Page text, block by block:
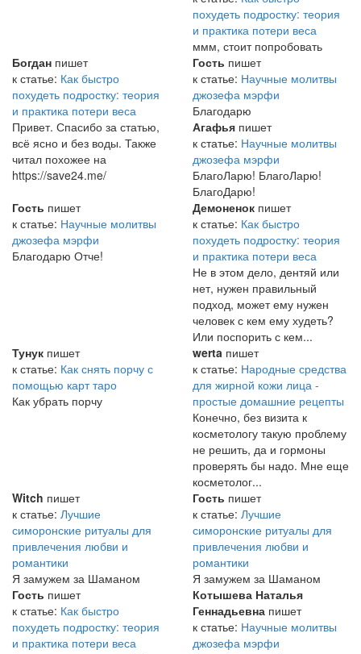
похудеть подростку: теория
и практика потери веса
ммм, стоит попробовать
Богдан пишет
к статье: Как быстро
похудеть подростку: теория
и практика потери веса
Привет. Спасибо за статью,
всё ясно и без воды. Также
читал похожее на
https://save24.me/
Гость пишет
к статье: Научные молитвы
джозефа мэрфи
Благодарю
Агафья пишет
к статье: Научные молитвы
джозефа мэрфи
БлагоЛарю! БлагоЛарю!
БлагоДарю!
Гость пишет
к статье: Научные молитвы
джозефа мэрфи
Благодарю Отче!
Демоненок пишет
к статье: Как быстро
похудеть подростку: теория
и практика потери веса
Не в этом дело, дентяй или
нет, нужен правильный
подход, может ему нужен
человек с кем ему худеть?
Или поспорить с кем...
Тунук пишет
к статье: Как снять порчу с
помощью карт таро
Как убрать порчу
werta пишет
к статье: Народные средства
для жирной кожи лица -
простые домашние рецепты
Конечно, без визита к
косметологу такую проблему
не решить, да и гормоны
проверять бы надо. Мне еще
косметолог...
Witch пишет
к статье: Лучшие
симоронские ритуалы для
привлечения любви и
романтики
Я замужем за Шаманом
Гость пишет
к статье: Лучшие
симоронские ритуалы для
привлечения любви и
романтики
Я замужем за Шаманом
Гость пишет
к статье: Как быстро
похудеть подростку: теория
и практика потери веса
Котышева Наталья
Геннадьевна пишет
к статье: Научные молитвы
джозефа мэрфи